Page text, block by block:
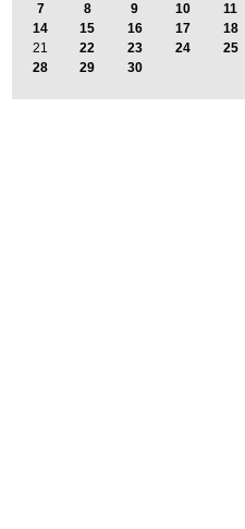
7
8 9 10 11
14
15 16 17 18
21
22 23 24 25
28
29 30